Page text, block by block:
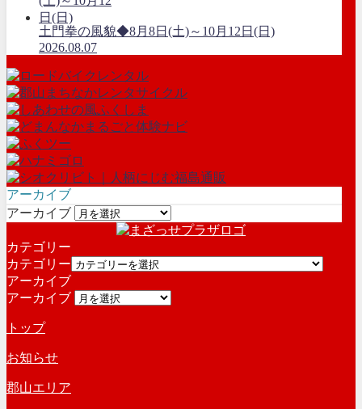
土門拳の風貌◆8月8日(土)～10月12日(日)
2026.08.07
アーカイブ
アーカイブ
カテゴリー
カテゴリー
アーカイブ
アーカイブ
トップ
お知らせ
郡山エリア